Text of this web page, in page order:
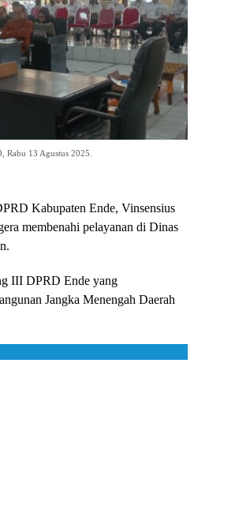
Rabu 13 Agustus 2025.
Kabupaten Ende, Vinsensius
membenahi pelayanan di Dinas
III DPRD Ende yang
Jangka Menengah Daerah